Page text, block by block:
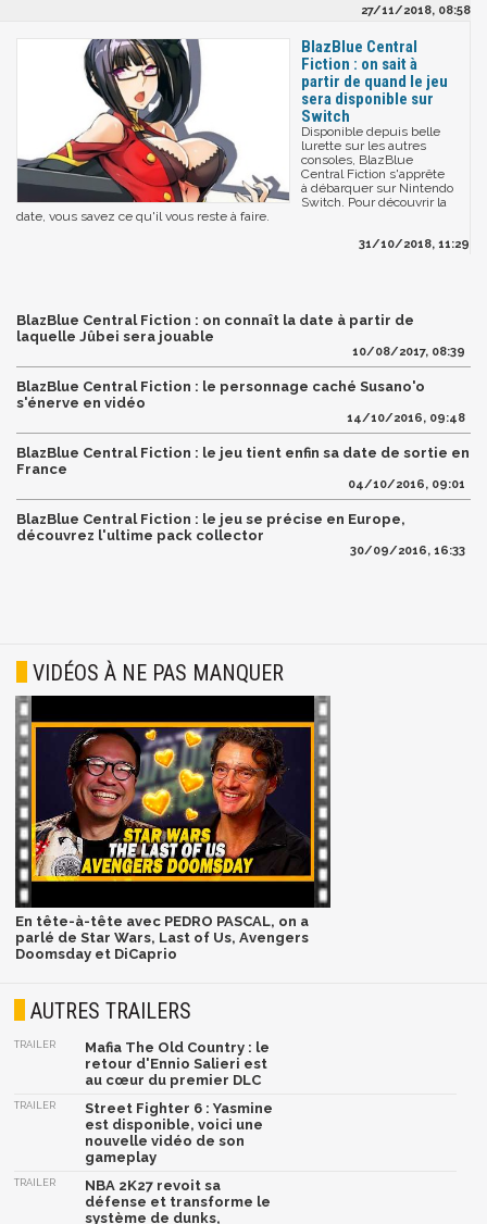
27/11/2018, 08:58
BlazBlue Central
Fiction : on sait à
partir de quand le jeu
sera disponible sur
Switch
Disponible depuis belle
lurette sur les autres
consoles, BlazBlue
Central Fiction s'apprête
à débarquer sur Nintendo
Switch. Pour découvrir la
date, vous savez ce qu'il vous reste à faire.
31/10/2018, 11:29
BlazBlue Central Fiction : on connaît la date à partir de
laquelle Jûbei sera jouable
10/08/2017, 08:39
BlazBlue Central Fiction : le personnage caché Susano'o
s'énerve en vidéo
14/10/2016, 09:48
BlazBlue Central Fiction : le jeu tient enfin sa date de sortie en
France
04/10/2016, 09:01
BlazBlue Central Fiction : le jeu se précise en Europe,
découvrez l'ultime pack collector
30/09/2016, 16:33
VIDÉOS À NE PAS MANQUER
En tête-à-tête avec PEDRO PASCAL, on a
parlé de Star Wars, Last of Us, Avengers
Doomsday et DiCaprio
AUTRES TRAILERS
TRAILER
Mafia The Old Country : le
retour d'Ennio Salieri est
au cœur du premier DLC
TRAILER
Street Fighter 6 : Yasmine
est disponible, voici une
nouvelle vidéo de son
gameplay
TRAILER
NBA 2K27 revoit sa
défense et transforme le
système de dunks,